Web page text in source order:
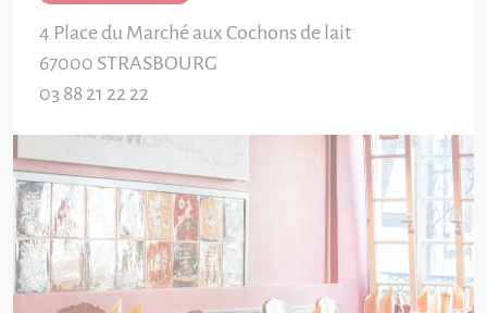
4 Place du Marché aux Cochons de lait
67000 STRASBOURG
03 88 21 22 22